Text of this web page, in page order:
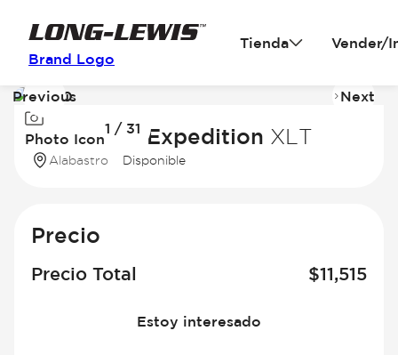
Brand Logo
Tienda Vender/
Image
of
Photo Icon
1 / 31
Previous Next
2016 Ford Expedition XLT
Alabastro Disponible
Precio
Precio Total $11,515
Estoy interesado